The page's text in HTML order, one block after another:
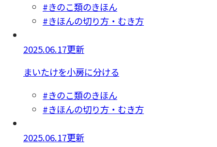
#きのこ類のきほん
#きほんの切り方・むき方
2025.06.17更新
まいたけを小房に分ける
#きのこ類のきほん
#きほんの切り方・むき方
2025.06.17更新